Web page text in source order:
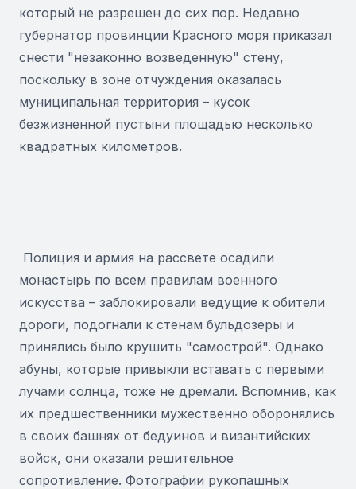
который не разрешен до сих пор. Недавно
губернатор провинции Красного моря приказал
снести "незаконно возведенную" стену,
поскольку в зоне отчуждения оказалась
муниципальная территория – кусок
безжизненной пустыни площадью несколько
квадратных километров.
Полиция и армия на рассвете осадили
монастырь по всем правилам военного
искусства – заблокировали ведущие к обители
дороги, подогнали к стенам бульдозеры и
принялись было крушить "самострой". Однако
абуны, которые привыкли вставать с первыми
лучами солнца, тоже не дремали. Вспомнив, как
их предшественники мужественно оборонялись
в своих башнях от бедуинов и византийских
войск, они оказали решительное
сопротивление. Фотографии рукопашных